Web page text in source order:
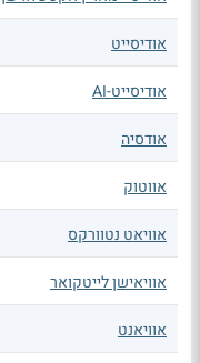
אודיסייט
אודיסייט-AI
אודסיה
אווטוק
אוויאט נטוורקס
אוויאישן לייטקואר
אוויאנט